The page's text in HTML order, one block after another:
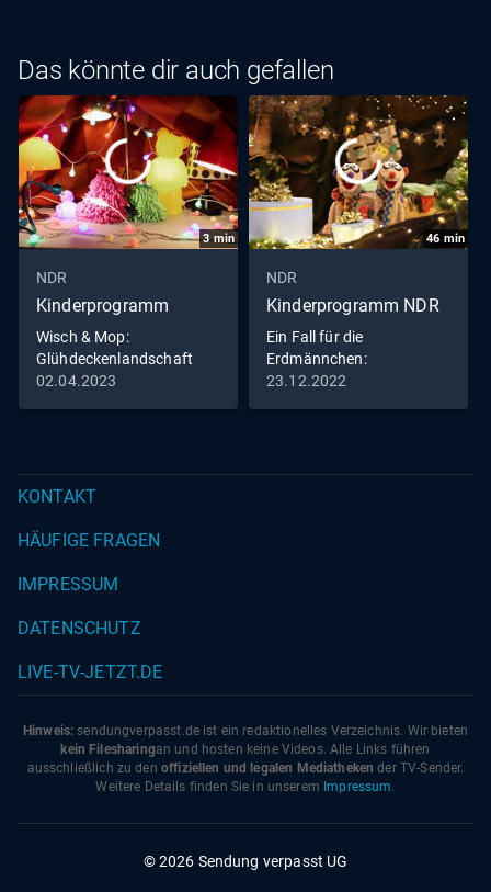
Das könnte dir auch gefallen
3min
NDR
Kinderprogramm
Wisch & Mop:
Glühdeckenlandschaft
02.04.2023
46 min
NDR
Kinderprogramm NDR
Ein Fall für die
Erdmännchen:
Weihnachtsmann gesucht
23.12.2022
KONTAKT
HÄUFIGE FRAGEN
IMPRESSUM
DATENSCHUTZ
LIVE-TV-JETZT.DE
Hinweis: sendungverpasst.de ist ein redaktionelles Verzeichnis. Wir bieten
kein Filesharingan und hosten keine Videos. Alle Links führen
ausschließlich zu den offiziellen und legalen Mediatheken der TV-Sender.
Weitere Details finden Sie in unserem Impressum.
© 2026 Sendung verpasst UG